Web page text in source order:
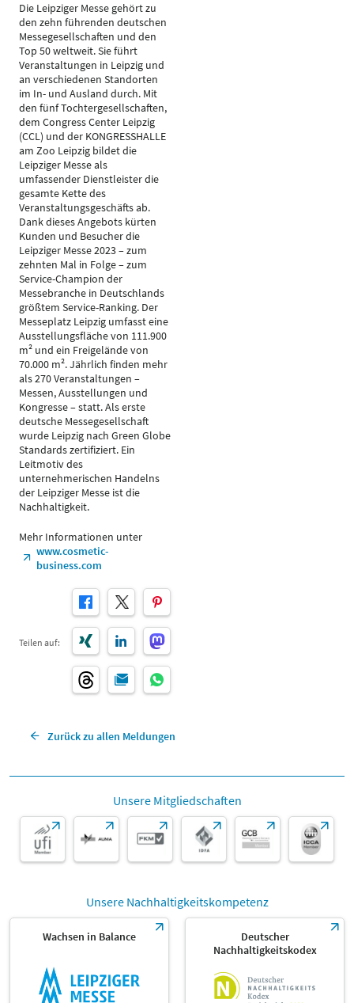
Die Leipziger Messe gehört zu
den zehn führenden deutschen
Messegesellschaften und den
Top 50 weltweit. Sie führt
Veranstaltungen in Leipzig und
an verschiedenen Standorten
im In- und Ausland durch. Mit
den fünf Tochtergesellschaften,
dem Congress Center Leipzig
(CCL) und der KONGRESSHALLE
am Zoo Leipzig bildet die
Leipziger Messe als
umfassender Dienstleister die
gesamte Kette des
Veranstaltungsgeschäfts ab.
Dank dieses Angebots kürten
Kunden und Besucher die
Leipziger Messe 2023 – zum
zehnten Mal in Folge – zum
Service-Champion der
Messebranche in Deutschlands
größtem Service-Ranking. Der
Messeplatz Leipzig umfasst eine
Ausstellungsfläche von 111.900
m² und ein Freigelände von
70.000 m². Jährlich finden mehr
als 270 Veranstaltungen –
Messen, Ausstellungen und
Kongresse – statt. Als erste
deutsche Messegesellschaft
wurde Leipzig nach Green Globe
Standards zertifiziert. Ein
Leitmotiv des
unternehmerischen Handelns
der Leipziger Messe ist die
Nachhaltigkeit.
Mehr Informationen unter
www.cosmetic-
business.com
Teilen auf:
Zurück zu allen Meldungen
Unsere Mitgliedschaften
Unsere Nachhaltigkeitskompetenz
Wachsen in Balance
Deutscher
Nachhaltigkeitskodex